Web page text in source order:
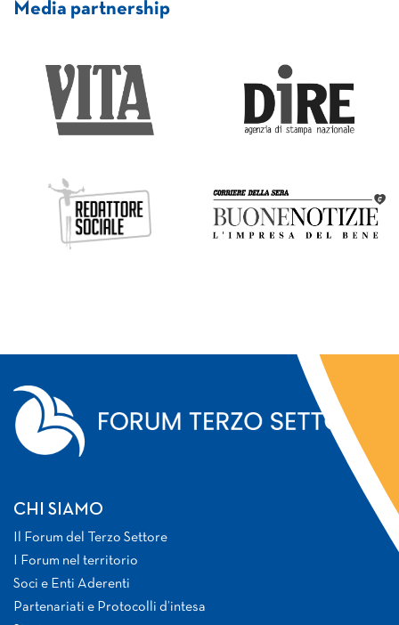
Media partnership
CHI SIAMO
Il Forum del Terzo Settore
I Forum nel territorio
Soci e Enti Aderenti
Partenariati e Protocolli d’intesa